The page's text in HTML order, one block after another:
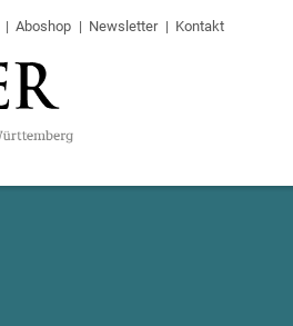
Aboshop Newsletter Kontakt